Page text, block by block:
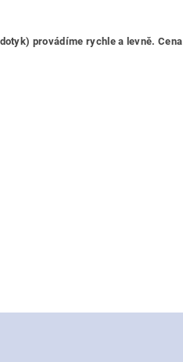
provádíme rychle a levně. Cena